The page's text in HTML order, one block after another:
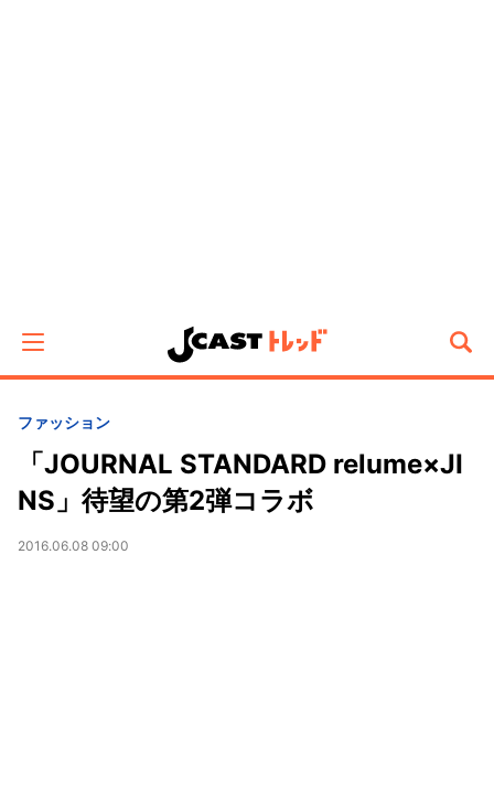
ファッション
「JOURNAL STANDARD relume×JI
NS」待望の第2弾コラボ
2016.06.08 09:00